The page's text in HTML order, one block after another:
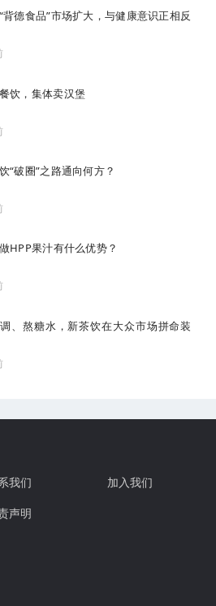
背德食品”市场扩大，与健康意识正相反
饮，集体卖汉堡
“破圈”之路通向何方？
HPP果汁有什么优势？
、熬糖水，新茶饮在大众市场拼命装
我们
加入我们
声明